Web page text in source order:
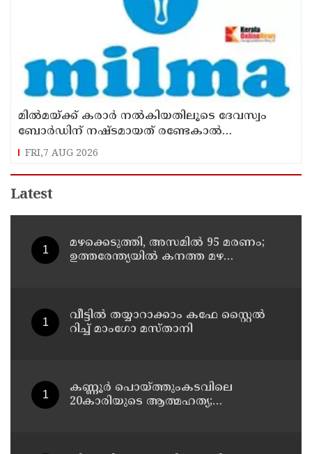
മില്‍മയ്ക്ക് കരാര്‍ നല്‍കിയതിലൂടെ ദേവസ്വം
ബോര്‍ഡിന് നഷ്ടമായത് രണ്ടേകാല്‍
കോടിയിലധികം രൂപ
FRI,7 AUG 2026
Latest
മഴക്കെടുത്തി, അസമിൽ 95 മരണം;
ഉത്തരേന്ത്യയില്‍ കനത്ത മഴ
വീട്ടിൽ തയ്യാറാക്കാം കഫേ സ്റ്റൈൽ
റിച്ച് മാംഗോ മസ്താനി
കണ്ണൂർ പൊയ്ത്തുംകടവിലെ
20കാരിയുടെ ആത്മഹത്യ;